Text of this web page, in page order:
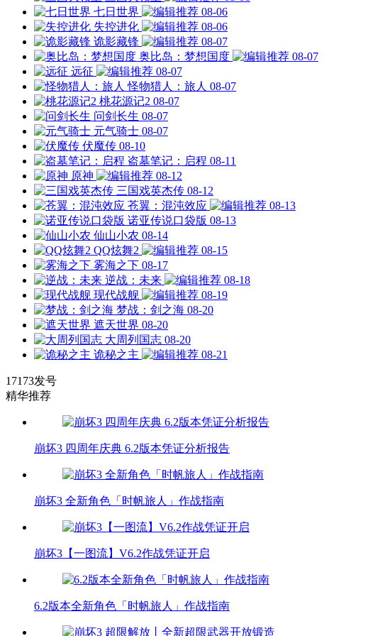
七日世界
08-06
失控进化
08-06
诡影藏锋
08-07
奥比岛：梦想国度
08-07
远征
08-07
怪物猎人：旅人 08-07
桃花源记2 08-07
问剑长生 08-07
元气骑士 08-07
伏魔传 08-10
盗墓笔记：启程 08-11
原神
08-12
三国戏英杰传 08-12
苍翼：混沌效应
08-13
诺亚传说口袋版 08-13
仙山小农 08-14
QQ炫舞2
08-15
雾海之下 08-17
逆战：未来
08-18
现代战舰
08-19
梦战：剑之海 08-20
遮天世界 08-20
大周列国志 08-20
诡秘之主
08-21
17173发号
精华推荐
崩坏3 四周年庆典 6.2版本凭证分析报告
崩坏3 全新角色「时帆旅人」作战指南
崩坏3【一图流】V6.2作战凭证开启
6.2版本全新角色「时帆旅人」作战指南